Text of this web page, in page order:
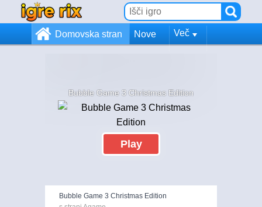
Domovska stran Nove Več
Bubble Game 3 Christmas Edition
Play
Bubble Game 3 Christmas Edition